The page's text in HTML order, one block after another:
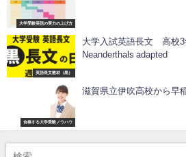
大学受験英語の実力の上げ方
英語長文教材（黒）
大学入試英語長文 高校3年 黒34 早稲田
Neanderthals adapted
合格する大学受験ノウハウ
滋賀県立伊吹高校から早